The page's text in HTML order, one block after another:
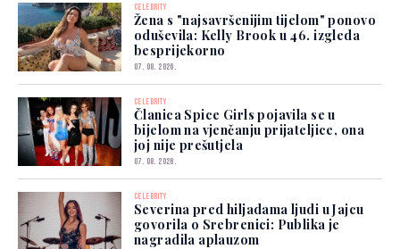
CELEBRITY
Žena s "najsavršenijim tijelom" ponovo
oduševila: Kelly Brook u 46. izgleda
besprijekorno
07. 08. 2026.
CELEBRITY
Članica Spice Girls pojavila se u
bijelom na vjenčanju prijateljice, ona
joj nije prešutjela
07. 08. 2026.
CELEBRITY
Severina pred hiljadama ljudi u Jajcu
govorila o Srebrenici: Publika je
nagradila aplauzom